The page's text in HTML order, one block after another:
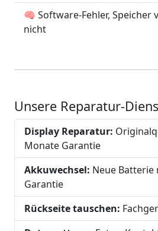
🧠 Software-Fehler, Speicher
nicht
Unsere Reparatur-
Display Reparatur:
Monate Garantie
Akkuwechsel: Neue
Garantie
Rückseite tauschen: